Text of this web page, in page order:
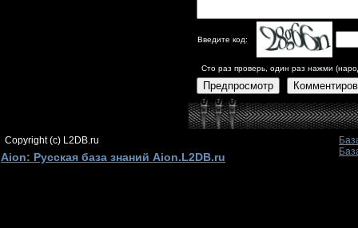
Введите код:
Сто раз проверь, один раз нажми
Предпросмотр
Copyright (c) L2DB.ru
Aion: Русская база знаний Aion.L2DB.ru